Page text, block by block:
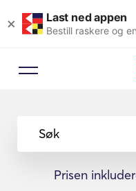
× Last ned appen
Bestill raskere og
Søk
Prisen